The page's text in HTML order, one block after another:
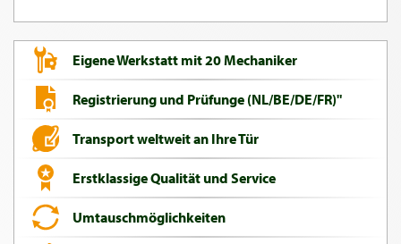
Eigene Werkstatt mit 20 Mechaniker
Registrierung und Prüfunge (NL/BE/DE/FR)"
Transport weltweit an Ihre Tür
Erstklassige Qualität und Service
Umtauschmöglichkeiten